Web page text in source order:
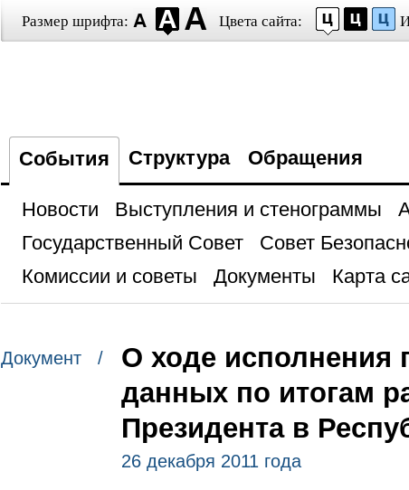
Размер шрифта: Цвета сайта:
События Структура Обращения
Новости Выступления и стенограммы
Государственный Совет
Совет
Комиссии и советы
Документы Карта
Документ /
О ходе исполнения
данных по итогам
Президента в
26 декабря 2011 года